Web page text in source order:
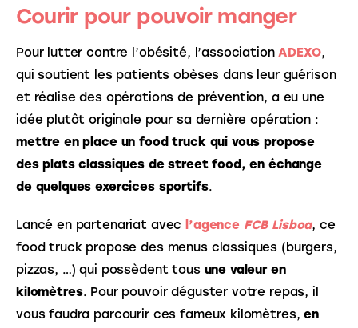
Courir pour pouvoir manger
Pour lutter contre l’obésité, l’association ADEXO,
qui soutient les patients obèses dans leur guérison
et réalise des opérations de prévention, a eu une
idée plutôt originale pour sa dernière opération :
mettre en place un food truck qui vous propose
des plats classiques de street food, en échange
de quelques exercices sportifs.
Lancé en partenariat avec l’agence FCB Lisboa, ce
food truck propose des menus classiques (burgers,
pizzas, …) qui possèdent tous une valeur en
kilomètres. Pour pouvoir déguster votre repas, il
vous faudra parcourir ces fameux kilomètres, en